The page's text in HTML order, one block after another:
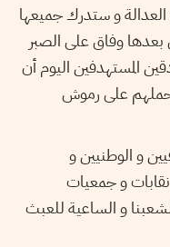
و ستدرك جميعها
بعدها وفاق على الصبر
المستهدفين اليوم أن
على رموش
و الوطنيين و
و جمعيات
و الساعية للعبث